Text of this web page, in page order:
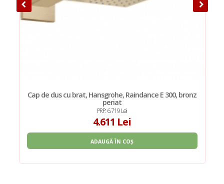
Cap de dus cu brat, Hansgrohe, Raindance E 300, bronz
periat
PRP: 6.719 Lei
4.611 Lei
ADAUGĂ ÎN COȘ